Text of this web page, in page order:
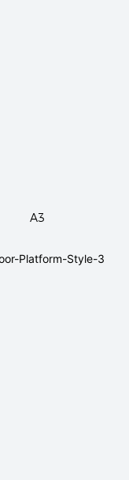
A3